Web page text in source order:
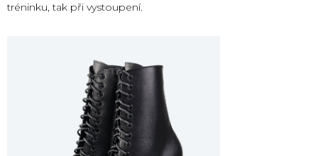
tréninku, tak při vystoupení.